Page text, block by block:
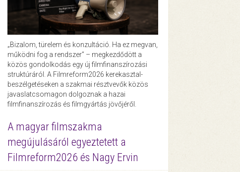
„Bizalom, türelem és konzultáció. Ha ez megvan,
működni fog a rendszer” – megkezdődött a
közös gondolkodás egy új filmfinanszírozási
struktúráról. A Filmreform2026 kerekasztal-
beszélgetéseken a szakmai résztvevők közös
javaslatcsomagon dolgoznak a hazai
filmfinanszírozás és filmgyártás jövőjéről.
A magyar filmszakma
megújulásáról egyeztetett a
Filmreform2026 és Nagy Ervin